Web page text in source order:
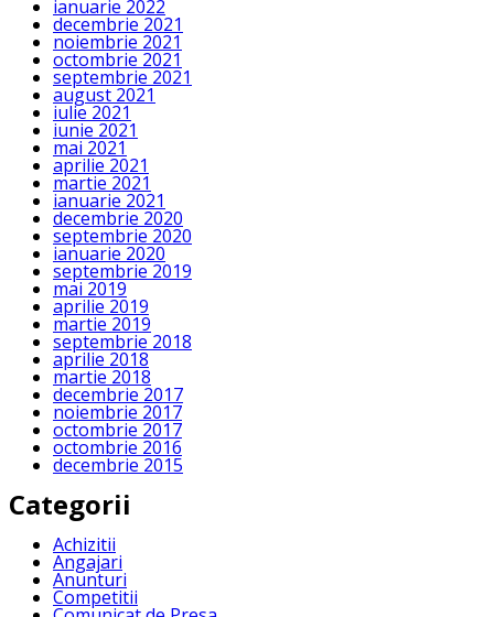
ianuarie 2022
decembrie 2021
noiembrie 2021
octombrie 2021
septembrie 2021
august 2021
iulie 2021
iunie 2021
mai 2021
aprilie 2021
martie 2021
ianuarie 2021
decembrie 2020
septembrie 2020
ianuarie 2020
septembrie 2019
mai 2019
aprilie 2019
martie 2019
septembrie 2018
aprilie 2018
martie 2018
decembrie 2017
noiembrie 2017
octombrie 2017
octombrie 2016
decembrie 2015
Categorii
Achizitii
Angajari
Anunturi
Competitii